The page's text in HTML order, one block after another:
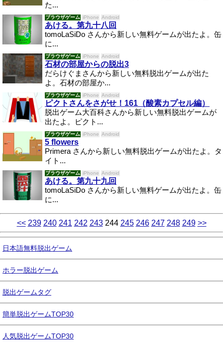
た...
ブラウザゲーム iPhone Android
あける。第九十八回
tomoLaSiDo さんから新しい無料ゲームが出たよ。缶
に...
ブラウザゲーム iPhone Android
石材の部屋からの脱出3
だらけぐまさんから新しい無料脱出ゲームが出た
よ。石材の部屋か...
ブラウザゲーム iPhone Android
ピクトさんをさがせ！161（酸素カプセル編）
脱出ゲーム大百科さんから新しい無料脱出ゲームが
出たよ。ピクト...
ブラウザゲーム iPhone Android
5 flowers
Primera さんから新しい無料脱出ゲームが出たよ。タ
イト...
ブラウザゲーム iPhone Android
あける。第九十九回
tomoLaSiDo さんから新しい無料ゲームが出たよ。缶
に...
<< 239 240 241 242 243244 245 246 247 248 249 >>
日本語無料脱出ゲーム
ホラー脱出ゲーム
脱出ゲームタグ
簡単脱出ゲームTOP30
人気脱出ゲームTOP30